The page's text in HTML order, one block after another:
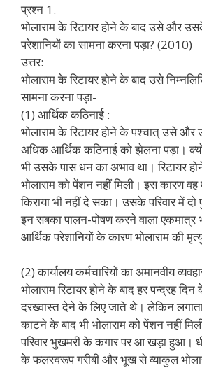
प्रश्न 1.
भोलाराम के रिटायर होने के बाद उसे और
परेशानियों का सामना करना पड़ा? (2010)
उत्तर:
भोलाराम के रिटायर होने के बाद उसे
सामना करना पड़ा-
(1) आर्थिक कठिनाई :
भोलाराम के रिटायर होने के पश्चात् उसे और
अधिक आर्थिक कठिनाई को झेलना पड़ा।
भी उसके पास धन का अभाव था। रिटायर
भोलाराम को पेंशन नहीं मिली। इस कारण
किराया भी नहीं दे सका। उसके परिवार में
इन सबका पालन-पोषण करने वाला एकमात्र
आर्थिक परेशानियों के कारण भोलाराम की
(2) कार्यालय कर्मचारियों का अमानवीय
भोलाराम रिटायर होने के बाद हर पन्द्रह
दरख्वास्त देने के लिए जाते थे। लेकिन
काटने के बाद भी भोलाराम को पेंशन नहीं
परिवार भुखमरी के कगार पर आ खड़ा हुआ।
के फलस्वरूप गरीबी और भूख से व्याकुल